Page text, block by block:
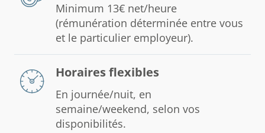
Minimum 13€ net/heure
(rémunération déterminée entre vous
et le particulier employeur).
Horaires flexibles
En journée/nuit, en
semaine/weekend, selon vos
disponibilités.